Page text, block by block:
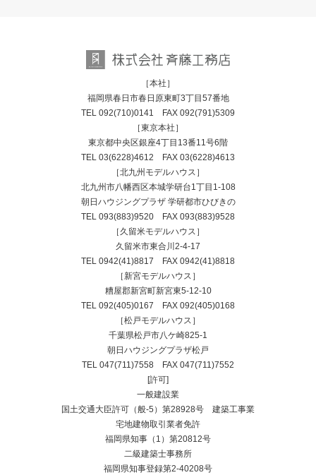
［本社］
福岡県春日市春日原東町3丁目57番地
TEL 092(710)0141 FAX 092(791)5309
［東京本社］
東京都中央区銀座4丁目13番11号6階
TEL 03(6228)4612 FAX 03(6228)4613
［北九州モデルハウス］
北九州市八幡西区本城学研台1丁目1-108
朝日ハウジングプラザ 学研都市ひびきの
TEL 093(883)9520 FAX 093(883)9528
［久留米モデルハウス］
久留米市東合川2-4-17
TEL 0942(41)8817 FAX 0942(41)8818
［新宮モデルハウス］
糟屋郡新宮町新宮東5-12-10
TEL 092(405)0167 FAX 092(405)0168
［松戸モデルハウス］
千葉県松戸市八ケ崎825-1
朝日ハウジングプラザ松戸
TEL 047(711)7558 FAX 047(711)7552
[許可]
一般建設業
国土交通大臣許可（般-5）第28928号 建築工事業
宅地建物取引業者免許
福岡県知事（1）第20812号
二級建築士事務所
福岡県知事登録第2-40208号